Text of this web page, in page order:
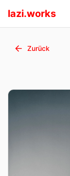
lazi.works
Zurück